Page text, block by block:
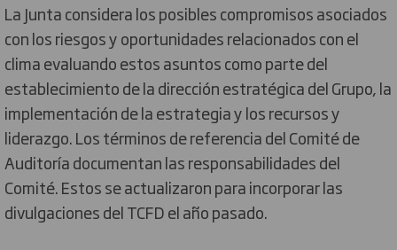
La Junta considera los posibles compromisos asociados
con los riesgos y oportunidades relacionados con el
clima evaluando estos asuntos como parte del
establecimiento de la dirección estratégica del Grupo, la
implementación de la estrategia y los recursos y
liderazgo. Los términos de referencia del Comité de
Auditoría documentan las responsabilidades del
Comité. Estos se actualizaron para incorporar las
divulgaciones del TCFD el año pasado.